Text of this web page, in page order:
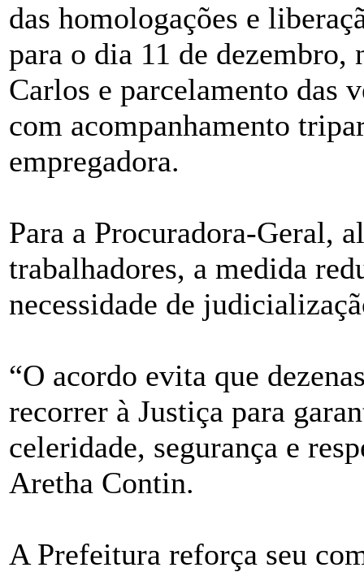
das homologações e
para o dia 11 de dezembro,
Carlos e parcelamento das
com acompanhamento
empregadora.
Para a Procuradora-Geral,
trabalhadores, a medida
necessidade de
“O acordo evita que
recorrer à Justiça para
celeridade, segurança e
Aretha Contin.
A Prefeitura reforça seu